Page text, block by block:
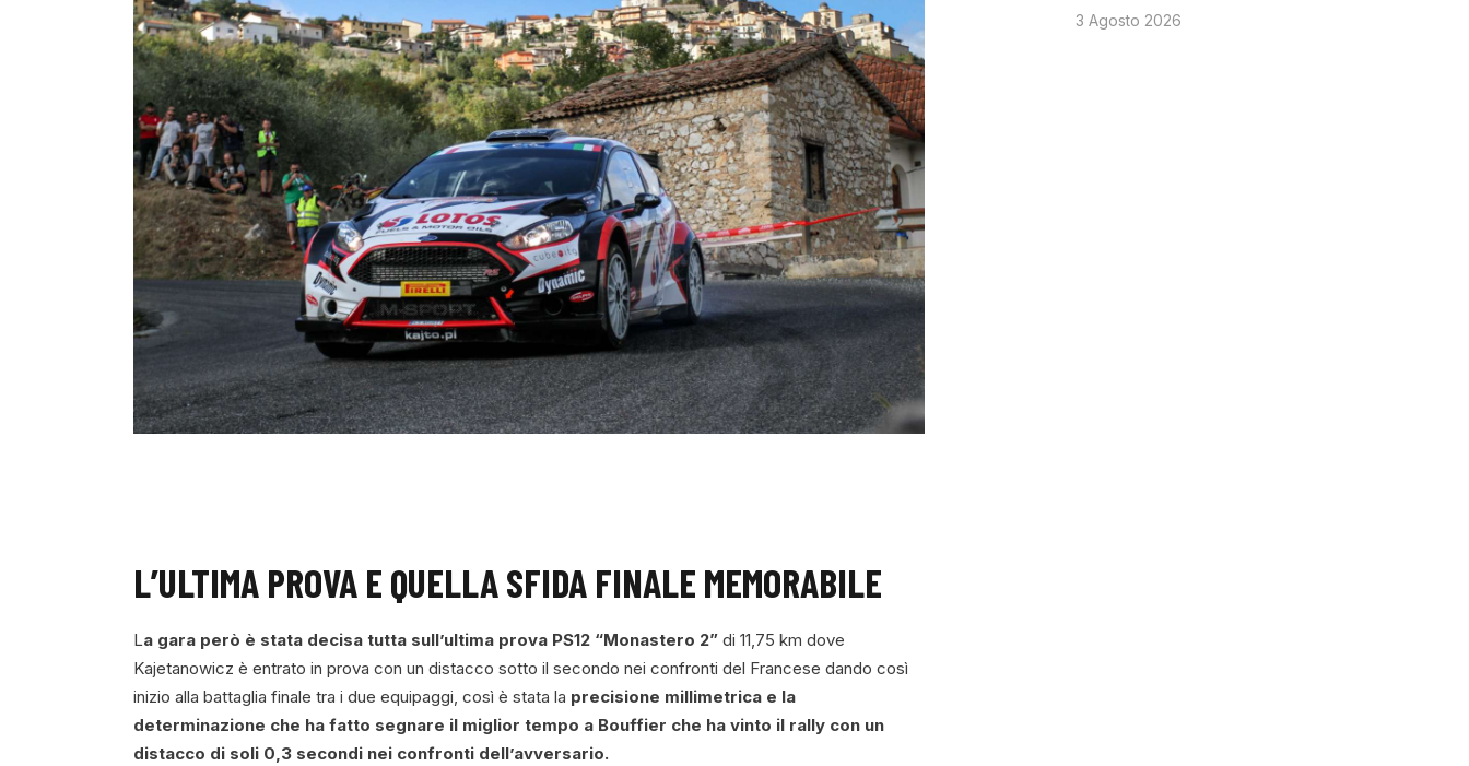
L’ULTIMA PROVA E QUELLA SFIDA FINALE MEMORABILE
La gara però è stata decisa tutta sull’ultima prova PS12 “Monastero 2” di 11,75 km dove
Kajetanowicz è entrato in prova con un distacco sotto il secondo nei confronti del Francese dando così
inizio alla battaglia finale tra i due equipaggi, così è stata la precisione millimetrica e la
determinazione che ha fatto segnare il miglior tempo a Bouffier che ha vinto il rally con un
distacco di soli 0,3 secondi nei confronti dell’avversario.
3 Agosto 2026